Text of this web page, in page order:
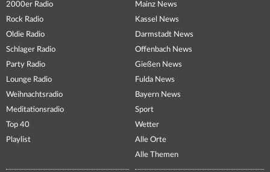
2000er Radio
Rock Radio
Oldie Radio
Schlager Radio
Party Radio
Lounge Radio
Weihnachtsradio
Meditationsradio
Top 40
Playlist
Mainz News
Kassel News
Darmstadt News
Offenbach News
Gießen News
Fulda News
Bayern News
Sport
Wetter
Alle Orte
Alle Themen